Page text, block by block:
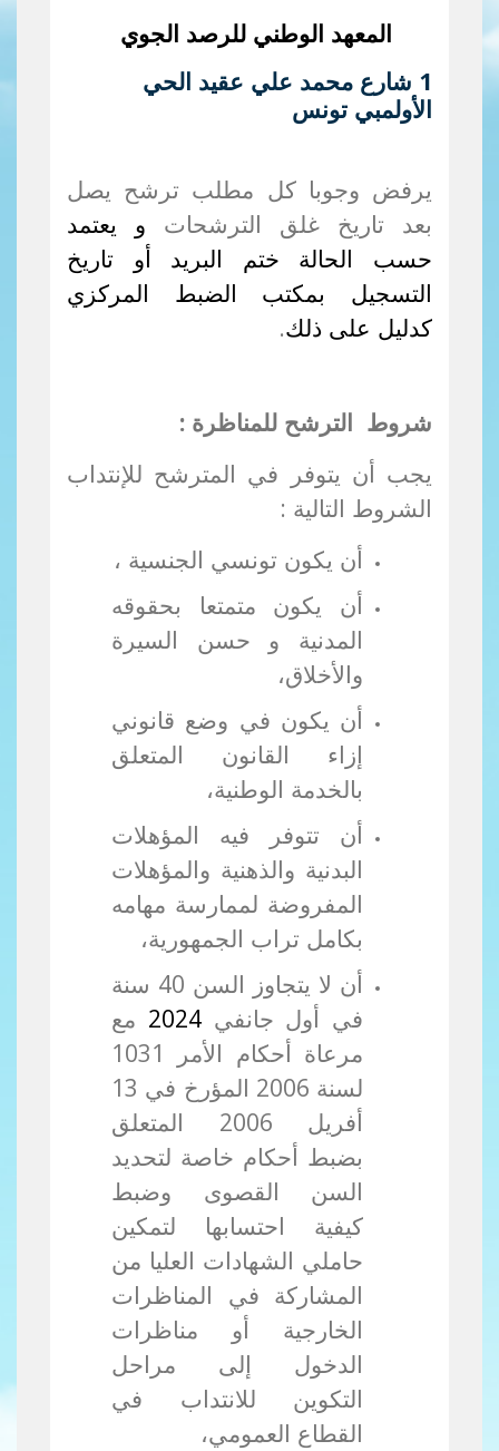
المعهد الوطني للرصد الجوي
1 شارع محمد علي عقيد الحي
الأولمبي تونس
يرفض وجوبا كل مطلب ترشح يصل
بعد تاريخ غلق الترشحات و يعتمد
حسب الحالة ختم البريد أو تاريخ
التسجيل بمكتب الضبط المركزي
كدليل على ذلك.
شروط الترشح للمناظرة :
يجب أن يتوفر في المترشح للإنتداب
الشروط التالية :
أن يكون تونسي الجنسية ،
أن يكون متمتعا بحقوقه
المدنية و حسن السيرة
والأخلاق،
أن يكون في وضع قانوني
إزاء القانون المتعلق
بالخدمة الوطنية،
أن تتوفر فيه المؤهلات
البدنية والذهنية والمؤهلات
المفروضة لممارسة مهامه
بكامل تراب الجمهورية،
أن لا يتجاوز السن 40 سنة
في أول جانفي2024 مع
مرعاة أحكام الأمر 1031
لسنة 2006 المؤرخ في 13
أفريل 2006 المتعلق
بضبط أحكام خاصة لتحديد
السن القصوى وضبط
كيفية احتسابها لتمكين
حاملي الشهادات العليا من
المشاركة في المناظرات
الخارجية أو مناظرات
الدخول إلى مراحل
التكوين للانتداب في
القطاع العمومي،